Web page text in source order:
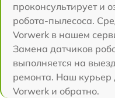
проконсультирует и
робота-пылесоса.
Vorwerk в нашем
Замена датчиков
выполняется на
ремонта. Наш курьер
Vorwerk и обратно.